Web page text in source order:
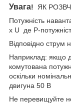
Увага!
ЯК
Потужність
x U де Р-
Відповідно струм
Наприклад: якщо
комутована
оскільки
двигуна 50 В
Не перевищуйте